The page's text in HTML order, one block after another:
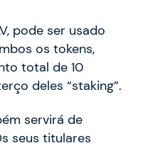
pode ser usado
os tokens,
total de 10
deles “staking”.
servirá de
seus titulares